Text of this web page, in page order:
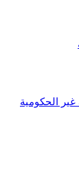
غير الحكومية